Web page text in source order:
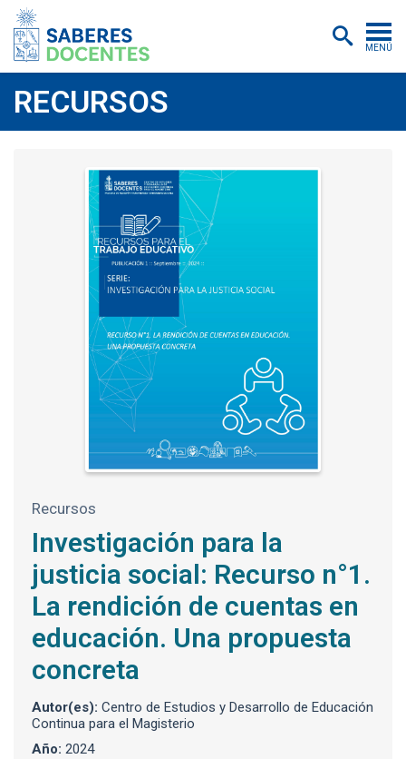
MENÚ
Postítulos y diplomados
Asistencias educativas
Investigación
Publicaciones
Quiénes somos
Inscripciones
Certificados digitales
Aulas virtuales
RECURSOS
Recursos
Investigación para la
justicia social: Recurso n°1.
La rendición de cuentas en
educación. Una propuesta
concreta
Autor(es): Centro de Estudios y Desarrollo de Educación
Continua para el Magisterio
Año: 2024